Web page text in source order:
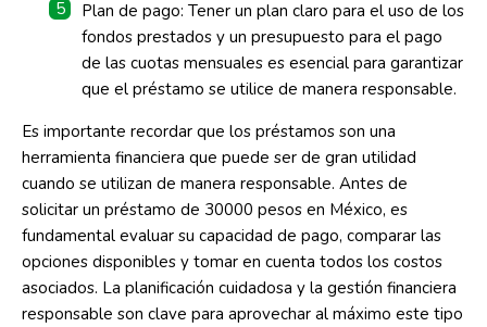
Plan de pago: Tener un plan claro para el uso de los
fondos prestados y un presupuesto para el pago
de las cuotas mensuales es esencial para garantizar
que el préstamo se utilice de manera responsable.
Es importante recordar que los préstamos son una
herramienta financiera que puede ser de gran utilidad
cuando se utilizan de manera responsable. Antes de
solicitar un préstamo de 30000 pesos en México, es
fundamental evaluar su capacidad de pago, comparar las
opciones disponibles y tomar en cuenta todos los costos
asociados. La planificación cuidadosa y la gestión financiera
responsable son clave para aprovechar al máximo este tipo